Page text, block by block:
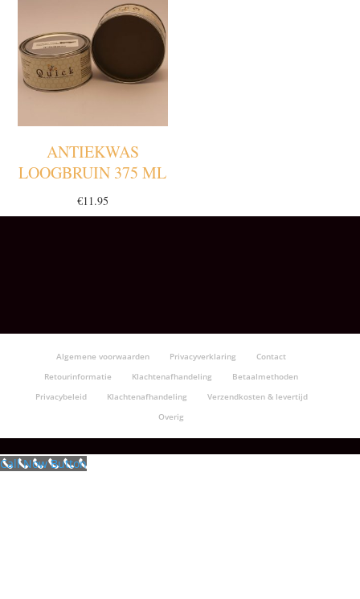
ANTIEKWAS
LOOGBRUIN 375 ML
€11.95
Algemene voorwaarden Privacyverklaring
Contact
Retourinformatie
Klachtenafhandeling
Betaalmethoden
Privacybeleid
Klachtenafhandeling
Verzendkosten & levertijd
Overig
Call Now Button